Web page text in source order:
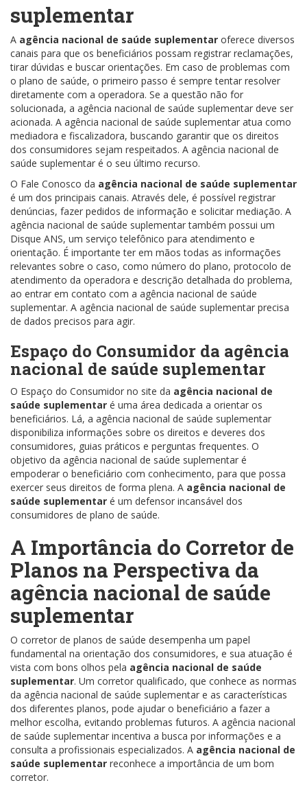
suplementar
A agência nacional de saúde suplementar oferece diversos
canais para que os beneficiários possam registrar reclamações,
tirar dúvidas e buscar orientações. Em caso de problemas com
o plano de saúde, o primeiro passo é sempre tentar resolver
diretamente com a operadora. Se a questão não for
solucionada, a agência nacional de saúde suplementar deve ser
acionada. A agência nacional de saúde suplementar atua como
mediadora e fiscalizadora, buscando garantir que os direitos
dos consumidores sejam respeitados. A agência nacional de
saúde suplementar é o seu último recurso.
O Fale Conosco da agência nacional de saúde suplementar
é um dos principais canais. Através dele, é possível registrar
denúncias, fazer pedidos de informação e solicitar mediação. A
agência nacional de saúde suplementar também possui um
Disque ANS, um serviço telefônico para atendimento e
orientação. É importante ter em mãos todas as informações
relevantes sobre o caso, como número do plano, protocolo de
atendimento da operadora e descrição detalhada do problema,
ao entrar em contato com a agência nacional de saúde
suplementar. A agência nacional de saúde suplementar precisa
de dados precisos para agir.
Espaço do Consumidor da agência
nacional de saúde suplementar
O Espaço do Consumidor no site da agência nacional de
saúde suplementar é uma área dedicada a orientar os
beneficiários. Lá, a agência nacional de saúde suplementar
disponibiliza informações sobre os direitos e deveres dos
consumidores, guias práticos e perguntas frequentes. O
objetivo da agência nacional de saúde suplementar é
empoderar o beneficiário com conhecimento, para que possa
exercer seus direitos de forma plena. A agência nacional de
saúde suplementar é um defensor incansável dos
consumidores de plano de saúde.
A Importância do Corretor de
Planos na Perspectiva da
agência nacional de saúde
suplementar
O corretor de planos de saúde desempenha um papel
fundamental na orientação dos consumidores, e sua atuação é
vista com bons olhos pela agência nacional de saúde
suplementar. Um corretor qualificado, que conhece as normas
da agência nacional de saúde suplementar e as características
dos diferentes planos, pode ajudar o beneficiário a fazer a
melhor escolha, evitando problemas futuros. A agência nacional
de saúde suplementar incentiva a busca por informações e a
consulta a profissionais especializados. A agência nacional de
saúde suplementar reconhece a importância de um bom
corretor.